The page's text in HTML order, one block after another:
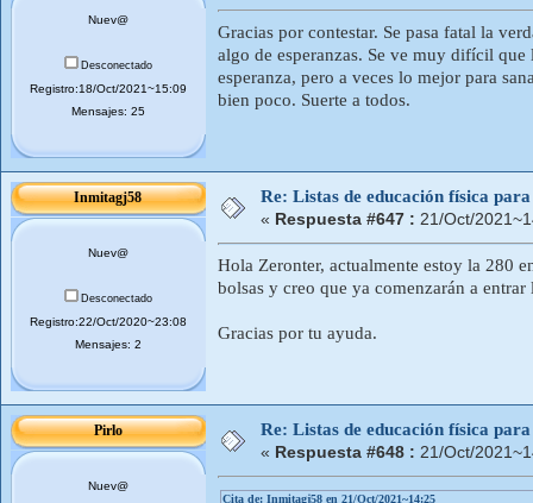
Nuev@
Desconectado
Registro:18/Oct/2021~15:09
Mensajes: 25
Gracias por contestar. Se pasa fatal la
algo de esperanzas. Se ve muy difícil que
esperanza, pero a veces lo mejor para
bien poco. Suerte a todos.
Inmitagj58
Nuev@
Desconectado
Registro:22/Oct/2020~23:08
Mensajes: 2
Re: Listas de educación física
« Respuesta #647 : 21/Oct/
Hola Zeronter, actualmente estoy la 280
bolsas y creo que ya comenzarán a
Gracias por tu ayuda.
Pirlo
Nuev@
Re: Listas de educación física
« Respuesta #648 : 21/Oct/
Cita de: Inmitagj58 en 21/Oct/2021~14:25